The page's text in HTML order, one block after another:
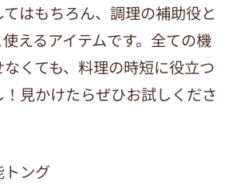
はもちろん、調理の補助役と
えるアイテムです。全ての機
くても、料理の時短に役立つ
見かけたらぜひお試しくださ
トング